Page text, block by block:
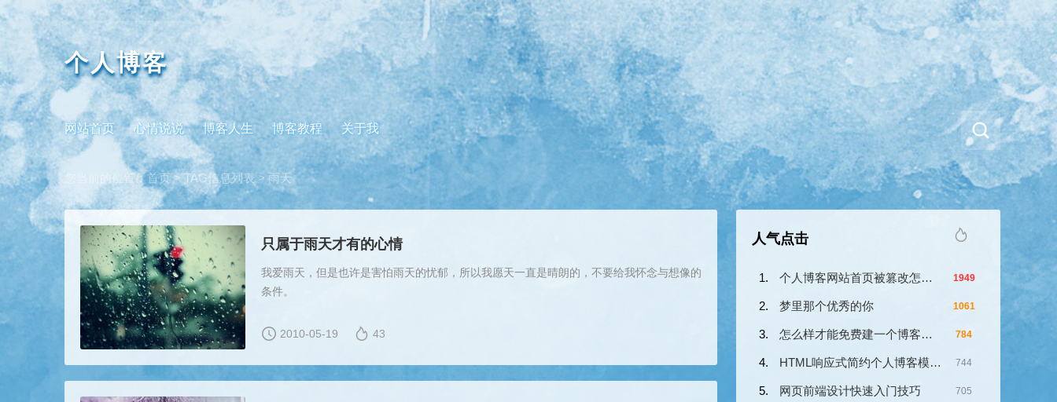
个人博客
网站首页 心情说说 博客人生 博客教程 关于我
您当前的位置：首页 > TAG信息列表 > 雨天
只属于雨天才有的心情
我爱雨天，但是也许是害怕雨天的忧郁，所以我愿天一直是晴朗的，不要给我怀念与想像的
条件。
2010-05-19 43
人气点击
个人博客网站首页被篡改怎么办？ 1949
梦里那个优秀的你 1061
怎么样才能免费建一个博客网站？ 784
HTML响应式简约个人博客模板《小传》 744
网页前端设计快速入门技巧 705